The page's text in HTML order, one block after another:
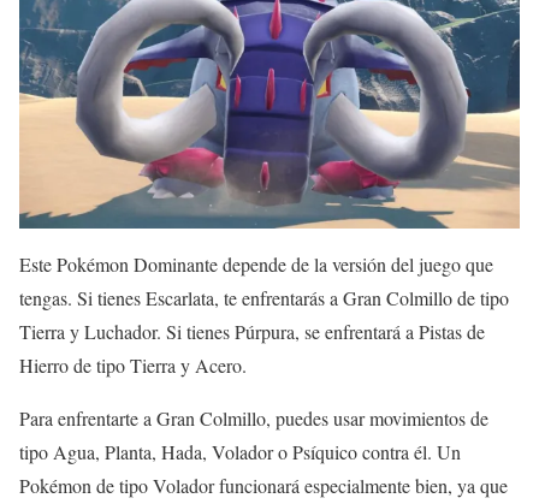
Este Pokémon Dominante depende de la versión del juego que
tengas. Si tienes Escarlata, te enfrentarás a Gran Colmillo de tipo
Tierra y Luchador. Si tienes Púrpura, se enfrentará a Pistas de
Hierro de tipo Tierra y Acero.
Para enfrentarte a Gran Colmillo, puedes usar movimientos de
tipo Agua, Planta, Hada, Volador o Psíquico contra él. Un
Pokémon de tipo Volador funcionará especialmente bien, ya que